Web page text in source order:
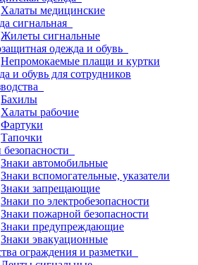
Халаты медицинские
сигнальная
Жилеты сигнальные
одежда и обувь
Непромокаемые плащи и куртки
и обувь для сотрудников
Бахилы
Халаты рабочие
Фартуки
Тапочки
безопасности
Знаки автомобильные
Знаки вспомогательные, указатели
Знаки запрещающие
Знаки по электробезопасности
Знаки пожарной безопасности
Знаки предупреждающие
Знаки эвакуационные
ограждения и разметки